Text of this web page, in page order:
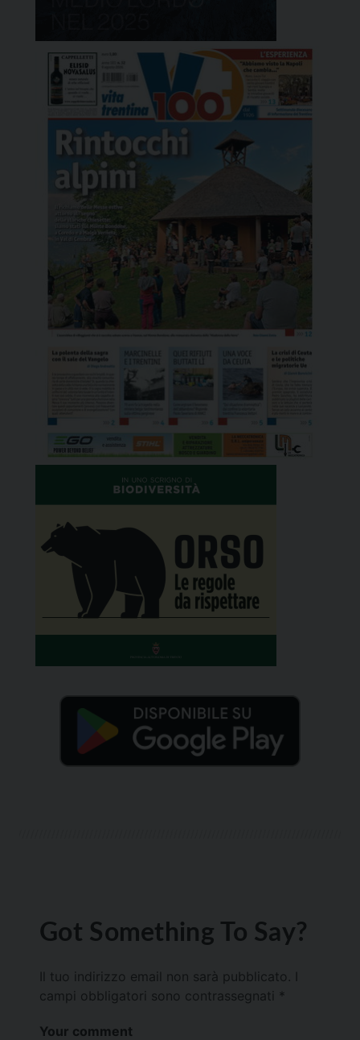
Got Something To Say?
Il tuo indirizzo email non sarà pubblicato.
campi obbligatori sono contrassegnati *
Your comment